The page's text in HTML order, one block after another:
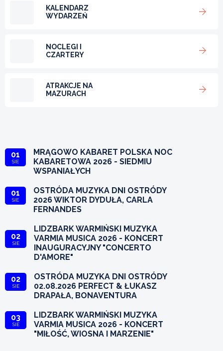
KALENDARZ
WYDARZEŃ
NOCLEGI I
CZARTERY
ATRAKCJE NA
MAZURACH
01
SIE
MRĄGOWO KABARET POLSKA NOC
KABARETOWA 2026 - SIEDMIU
WSPANIAŁYCH
01
SIE
OSTRÓDA MUZYKA DNI OSTRÓDY
2026 WIKTOR DYDUŁA, CARLA
FERNANDES
02
SIE
LIDZBARK WARMIŃSKI MUZYKA
VARMIA MUSICA 2026 - KONCERT
INAUGURACYJNY "CONCERTO
D'AMORE"
02
SIE
OSTRÓDA MUZYKA DNI OSTRÓDY
02.08.2026 PERFECT & ŁUKASZ
DRAPAŁA, BONAVENTURA
03
SIE
LIDZBARK WARMIŃSKI MUZYKA
VARMIA MUSICA 2026 - KONCERT
"MIŁOŚĆ, WIOSNA I MARZENIE"